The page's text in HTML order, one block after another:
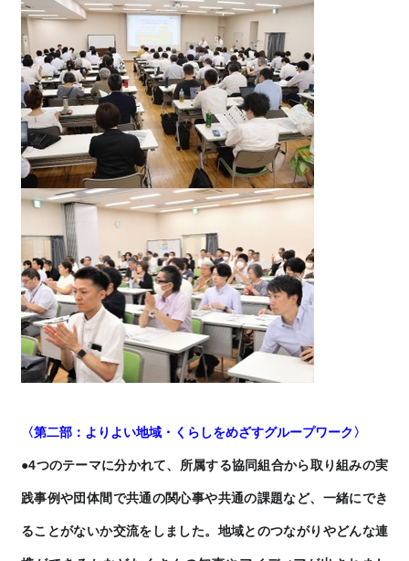
〈第二部：よりよい地域・くらしをめざすグループワーク〉
●4つのテーマに分かれて、所属する協同組合から取り組みの実
践事例や団体間で共通の関心事や共通の課題など、一緒にでき
ることがないか交流をしました。地域とのつながりやどんな連